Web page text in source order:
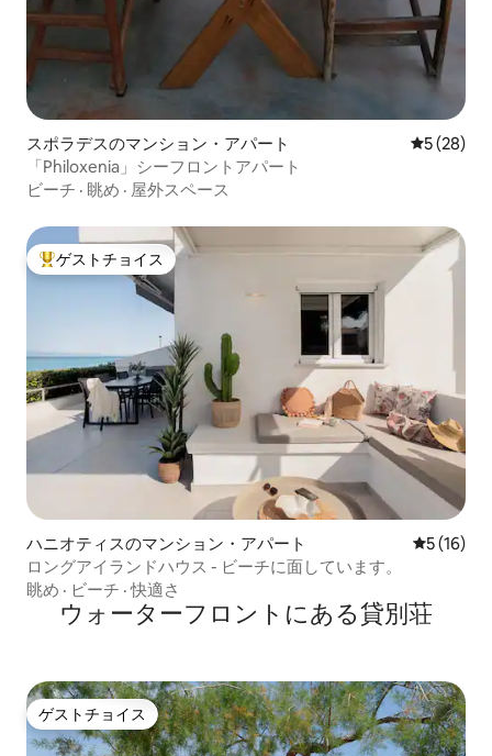
スポラデスのマンション・アパート レビュー
5 (28)
「Philoxenia」シーフロントアパート
ビーチ · 眺め · 屋外スペース
大好評のゲストチョイスです。
ゲストチョイス
ハニオティスのマンション・アパート レビュー
5 (16)
ロングアイランドハウス - ビーチに面しています。
眺め · ビーチ ·快適さ
ウォーターフロントにある貸別荘
ゲストチョイス
ゲストチョイス